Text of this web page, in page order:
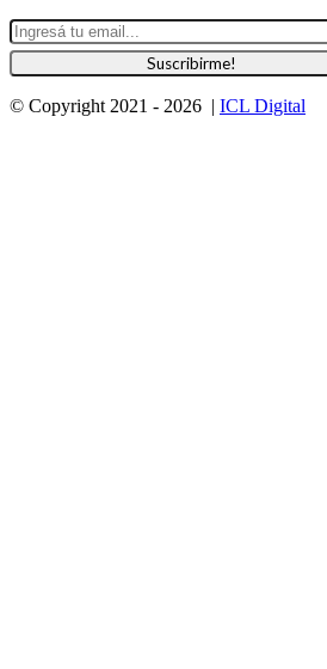
© Copyright 2021 - 2026 | ICL Digital